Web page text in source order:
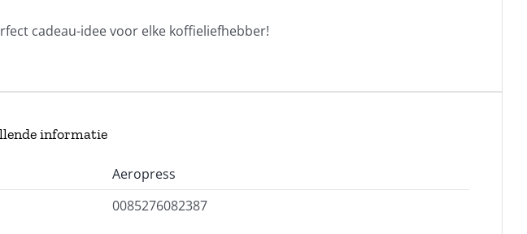
cadeau-idee voor elke koffieliefhebber!
informatie
Aeropress
0085276082387